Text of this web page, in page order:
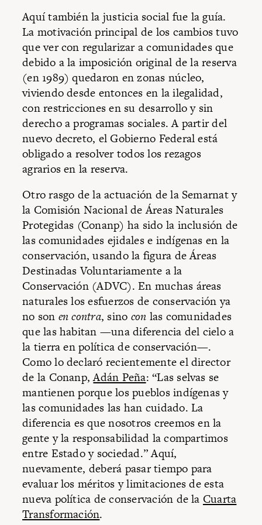
Aquí también la justicia social fue la guía.
La motivación principal de los cambios tuvo
que ver con regularizar a comunidades que
debido a la imposición original de la reserva
(en 1989) quedaron en zonas núcleo,
viviendo desde entonces en la ilegalidad,
con restricciones en su desarrollo y sin
derecho a programas sociales. A partir del
nuevo decreto, el Gobierno Federal está
obligado a resolver todos los rezagos
agrarios en la reserva.
Otro rasgo de la actuación de la Semarnat y
la Comisión Nacional de Áreas Naturales
Protegidas (Conanp) ha sido la inclusión de
las comunidades ejidales e indígenas en la
conservación, usando la figura de Áreas
Destinadas Voluntariamente a la
Conservación (ADVC). En muchas áreas
naturales los esfuerzos de conservación ya
no son en contra, sino con las comunidades
que las habitan —una diferencia del cielo a
la tierra en política de conservación—.
Como lo declaró recientemente el director
de la Conanp,Adán Peña: “Las selvas se
mantienen porque los pueblos indígenas y
las comunidades las han cuidado. La
diferencia es que nosotros creemos en la
gente y la responsabilidad la compartimos
entre Estado y sociedad.” Aquí,
nuevamente, deberá pasar tiempo para
evaluar los méritos y limitaciones de esta
nueva política de conservación de la Cuarta
Transformación.